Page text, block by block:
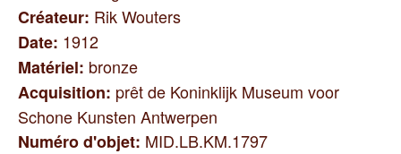
Créateur: Rik Wouters
Date: 1912
Matériel: bronze
Acquisition: prêt de Koninklijk Museum voor
Schone Kunsten Antwerpen
Numéro d'objet: MID.LB.KM.1797